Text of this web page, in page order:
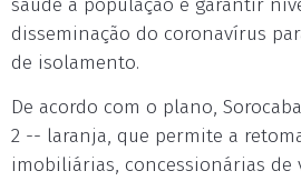
saúde à população e garantir
disseminação do coronavírus
de isolamento.
De acordo com o plano,
2 -- laranja, que permite a
imobiliárias, concessionárias de